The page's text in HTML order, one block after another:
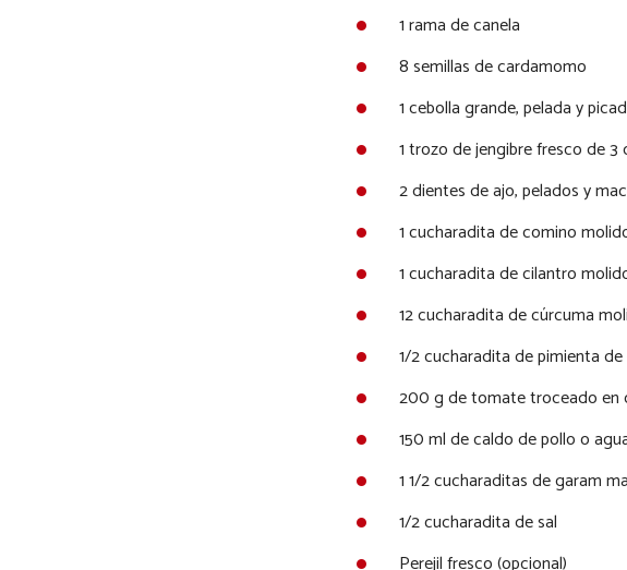
1 rama de canela
8 semillas de cardamomo
1 cebolla grande, pelada y
1 trozo de jengibre fresco de 3
2 dientes de ajo, pelados y
1 cucharadita de comino
1 cucharadita de cilantro
12 cucharadita de cúrcuma
1/2 cucharadita de pimienta de
200 g de tomate troceado en
150 ml de caldo de pollo o
1 1/2 cucharaditas de garam
1/2 cucharadita de sal
Perejil fresco (opcional)